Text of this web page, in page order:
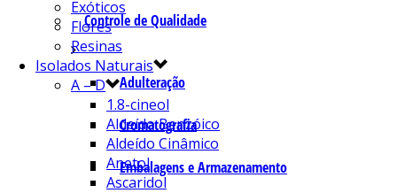
Controle de Qualidade
Adulteração
Cromatografia
Embalagens e Armazenamento
Exóticos
Flores
Resinas
Isolados Naturais
A – D
1.8-cineol
Aldeído Benzóico
Aldeído Cinâmico
Anetol
Ascaridol